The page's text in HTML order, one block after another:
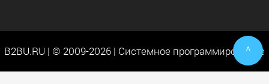
B2BU.RU | © 2009-2026 | Системное программирование
^